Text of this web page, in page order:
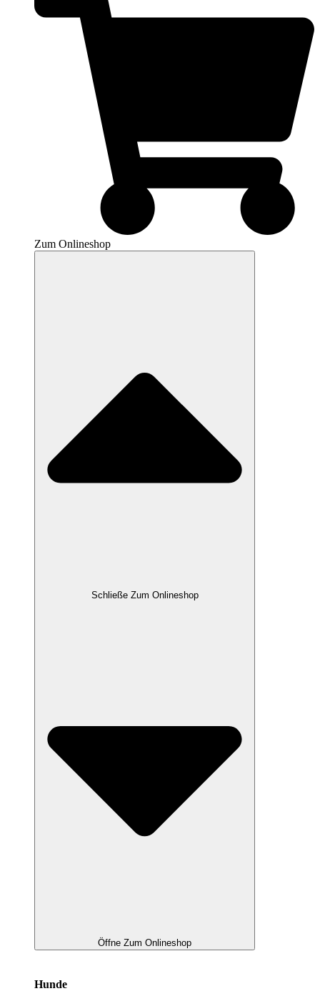
Zum Onlineshop
Schließe Zum Onlineshop
Öffne Zum Onlineshop
Hunde